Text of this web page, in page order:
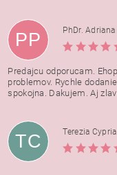
PP
PhDr.
Predajcu odporucam.
problemov. Rychle
spokojna. Dakujem. Aj
TC
Terezia